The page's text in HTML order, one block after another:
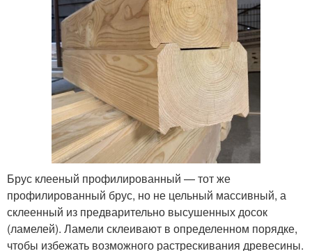
Брус клееный профилированный — тот же
профилированный брус, но не цельный массивный, а
склеенный из предварительно высушенных досок
(ламелей). Ламели склеивают в определенном порядке,
чтобы избежать возможного растрескивания древесины.